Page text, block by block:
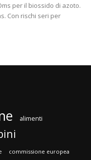
per il biossido di azoto.
Con rischi seri per
alimenti
commissione europea